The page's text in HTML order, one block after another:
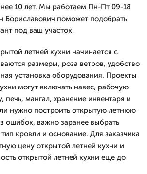
10 лет. Мы работаем Пн-Пт 09-18
Бориславович поможет подобрать
под ваш участок.
летней кухни начинается с
размеры, роза ветров, удобство
установка оборудования. Проекты
могут включать навес, рабочую
печь, мангал, хранение инвентаря и
нужно построить открытую летнюю
ошибок, важно заранее выбрать
кровли и основание. Для заказчика
цену открытой летней кухни и
открытой летней кухни еще до